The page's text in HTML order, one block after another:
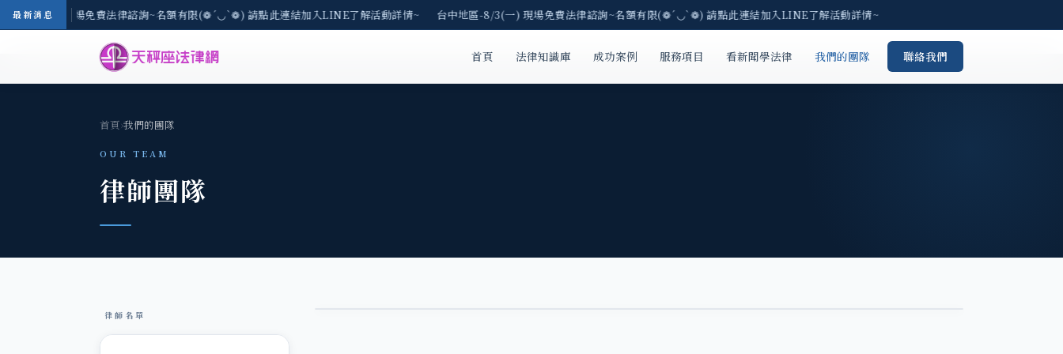
最新消息
區-8/3(一) 現場免費法律諮詢~名額有限(❁´◡`❁) 請點此連結加入LINE了解活動詳情~ 台中地區-8/3(一) 現場免費法律諮詢~名額有限(❁´◡`❁) 請點此連結加入LINE了解活動詳情~
首頁 法律知識庫 成功案例 服務項目 看新聞學法律 我們的團隊 聯絡我們
首頁›我們的團隊
OUR TEAM
律師團隊
律師名單